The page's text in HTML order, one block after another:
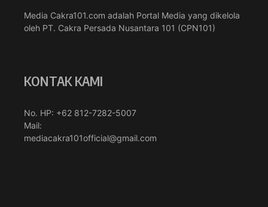
Media Cakra101.com adalah Portal Media yang dikelola
oleh PT. Cakra Persada Nusantara 101 (CPN101)
KONTAK KAMI
No. HP: +62 812-7282-5007
Mail:
mediacakra101official@gmail.com